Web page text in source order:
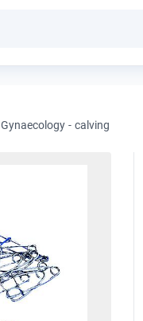
Gynaecology - calving